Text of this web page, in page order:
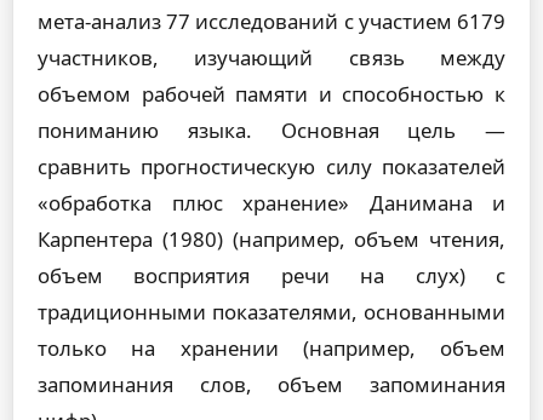
мета-анализ 77 исследований с участием 6179
участников, изучающий связь между
объемом рабочей памяти и способностью к
пониманию языка. Основная цель —
сравнить прогностическую силу показателей
«обработка плюс хранение» Данимана и
Карпентера (1980) (например, объем чтения,
объем восприятия речи на слух) с
традиционными показателями, основанными
только на хранении (например, объем
запоминания слов, объем запоминания